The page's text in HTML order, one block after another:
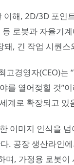
해, 2D/3D 포인
로봇과 자율기
, 긴 작업 시퀀
고경영자(CEO)는
를 열어젖힐 것”
계로 확장되고 있
이미지 인식을
. 공장 생산라인
며, 가정용 로봇